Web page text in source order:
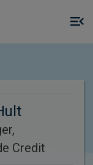
Credit